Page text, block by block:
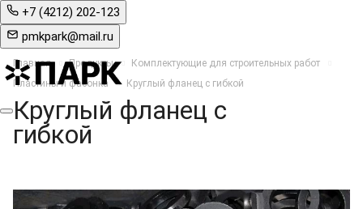
+7 (4212) 202-123
pmkpark@mail.ru
Главная Продукты
Комплектующие для строительных работ
Пластины и фасонка
Круглый фланец с гибкой
Круглый фланец с
гибкой